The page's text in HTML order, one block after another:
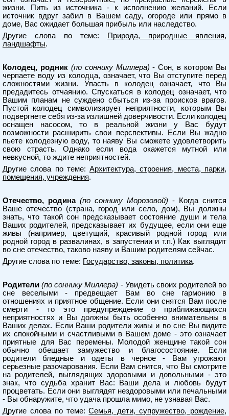
жизни. Пить из источника - к исполнению желаний. Если
источник вдруг забил в Вашем саду, огороде или прямо в
доме, Вас ожидает большая прибыль или наследство.
Другие слова по теме:
Природа, природные явления,
ландшафты.
Колодец, родник (по соннику Миллера) - Сон, в котором Вы
черпаете воду из колодца, означает, что Вы отступите перед
сложностями жизни. Упасть в колодец означает, что Вы
предадитесь отчаянию. Спускаться в колодец означает, что
Вашим планам не суждено сбыться из-за происков врагов.
Пустой колодец символизирует неприятности, которым Вы
подвергнете себя из-за излишней доверчивости. Если колодец
оснащен насосом, то в реальной жизни у Вас будут
возможности расширить свои перспективы. Если Вы жадно
пьете колодезную воду, то наяву Вы сможете удовлетворить
свою страсть. Однако если вода окажется мутной или
невкусной, то ждите неприятностей.
Другие слова по теме:Архитектура, строения, места, парки,
помещения, учреждения.
Отечество, родина (по соннику Морозовой) - Когда снится
Ваше отечество (страна, город или село, дом), Вы должны
знать, что такой сон предсказывает состояние души и тела
Ваших родителей, предсказывает их будущее, если они еще
живы (например, цветущий, красивый родной город или
родной город в развалинах, в запустении и т.п.) Как выглядит
во сне отечество, таково наяву и Вашим родителям сейчас.
Другие слова по теме: Государство, законы, политика.
Родители (по соннику Миллера) - Увидеть своих родителей во
сне веселыми - предвещает Вам во сне гармонию в
отношениях и приятное общение. Если они снятся Вам после
смерти - то это предупреждение о приближающихся
неприятностях и Вы должны быть особенно внимательны в
Ваших делах. Если Ваши родители живы и во сне Вы видите
их спокойными и счастливыми в Вашем доме - это означает
приятные для Вас перемены. Молодой женщине такой сон
обычно обещает замужество и благосостояние. Если
родители бледные и одеты в черное - Вам угрожают
серьезные разочарования. Если Вам снится, что Вы смотрите
на родителей, выглядящих здоровыми и довольными - это
знак, что судьба хранит Вас: Ваши дела и любовь будут
процветать. Если они выглядят нездоровыми или печальными
- Вы обнаружите, что удача прошла мимо, не узнавая Вас.
Другие слова по теме:Семья, дети, супружество, рождение,